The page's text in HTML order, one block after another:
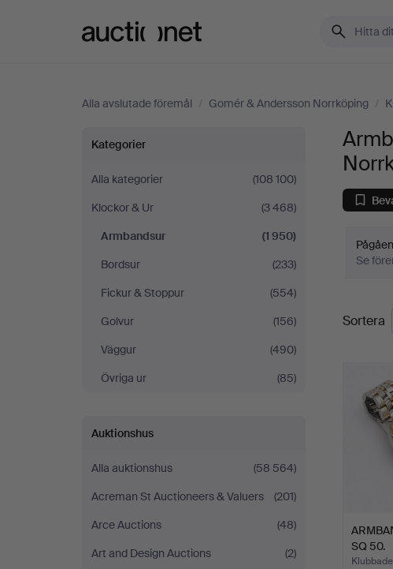
Alla avslutade föremål / Gomér & Andersson Norrköping /
Armbandsur
på
Gomér
Andersson
Norrköping
Kategorier
Alla kategorier
(108 100)
Klockor & Ur
(3 468)
Armbandsur
(1 950)
Bordsur
(233)
Fickur & Stoppur
(554)
Golvur
(156)
Väggur
(490)
Övriga ur
(85)
Auktionshus
Alla auktionshus
(58 564)
Acreman St Auctioneers & Valuers
(201)
Arce Auctions
(48)
Art and Design Auctions
(2)
Se
Sortera
SQ 50.